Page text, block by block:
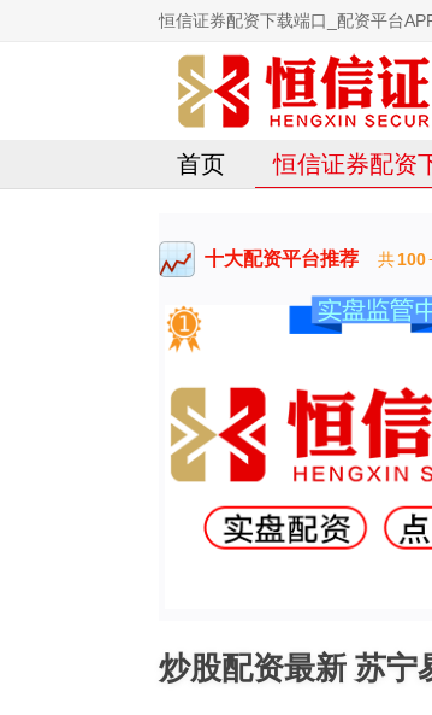
恒信证券配资下载端口_配资平台
首页 恒信证券配资
十大配资平台推荐 共100
炒股配资最新 苏宁